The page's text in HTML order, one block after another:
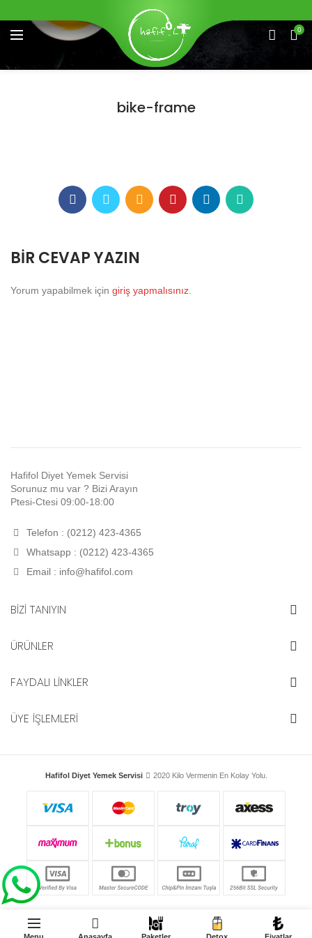
0
bike-frame
BIR CEVAP YAZIN
Yorum yapabilmek için giriş yapmalısınız.
Hafifol Diyet Yemek Servisi
Sorunuz mu var ? Bizi Arayın
Ptesi-Ctesi 09:00-18:00
Telefon : (0212) 423-4365
Whatsapp : (0212) 423-4365
Email : info@hafifol.com
BİZİ TANIYIN
ÜRÜNLER
FAYDALI LİNKLER
ÜYE İŞLEMLERİ
Hafifol Diyet Yemek Servisi 2020 Kilo Vermenin En Kolay Yolu.